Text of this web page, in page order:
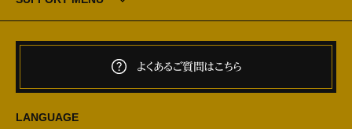
よくあるご質問はこちら
LANGUAGE